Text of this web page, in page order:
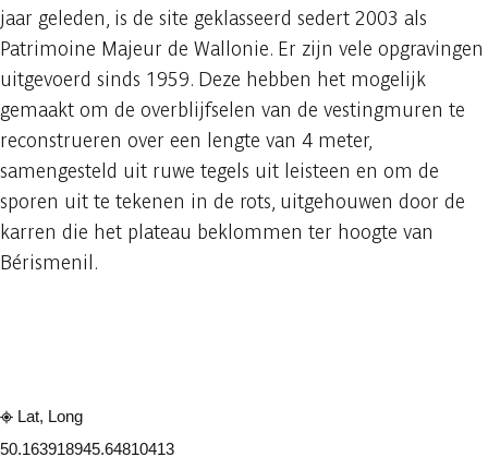
jaar geleden, is de site geklasseerd sedert 2003 als
Patrimoine Majeur de Wallonie. Er zijn vele opgravingen
uitgevoerd sinds 1959. Deze hebben het mogelijk
gemaakt om de overblijfselen van de vestingmuren te
reconstrueren over een lengte van 4 meter,
samengesteld uit ruwe tegels uit leisteen en om de
sporen uit te tekenen in de rots, uitgehouwen door de
karren die het plateau beklommen ter hoogte van
Bérismenil.
Lat, Long
50.163918945.64810413